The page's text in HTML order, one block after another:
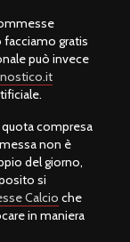
facciamo gratis
può invece
compresa
non è
del giorno,
si
Calcio che
in maniera